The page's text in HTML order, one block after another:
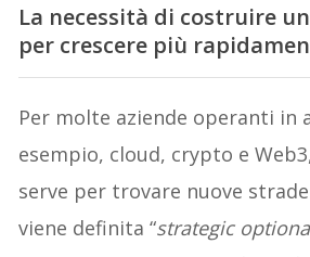
La necessità di costruire
per crescere più
Per molte aziende operanti in
esempio, cloud, crypto e
serve per trovare nuove
viene definita “strategic